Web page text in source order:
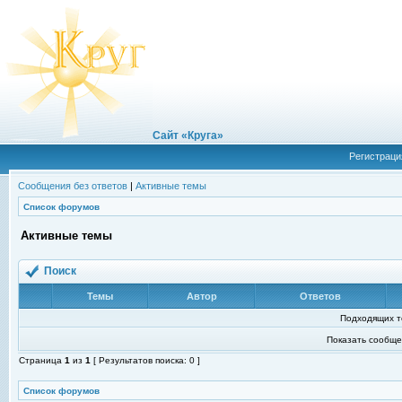
Сайт «Круга»
Сообщения без ответов | Активные темы
Список форумов
Активные темы
Поиск
Темы Автор Ответов
Подходящих
Показать
Страница 1 из 1 [ Результатов поиска: 0 ]
Список форумов